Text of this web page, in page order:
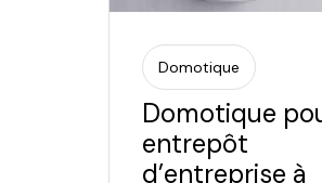
Domotique
Domotique
entrepôt
d’entreprise à